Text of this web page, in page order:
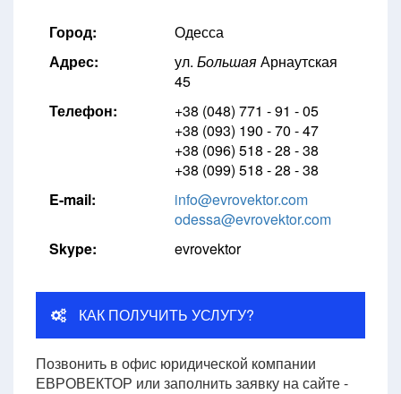
Город:
Одесса
Адрес:
ул. БольшаяАрнаутская
45
Телефон:
+38 (048) 771 - 91 - 05
+38 (093) 190 - 70 - 47
+38 (096) 518 - 28 - 38
+38 (099) 518 - 28 - 38
E-mail:
info@evrovektor.com
odessa@evrovektor.com
Skype:
evrovektor
КАК ПОЛУЧИТЬ УСЛУГУ?
Позвонить в офис юридической компании
ЕВРОВЕКТОР или заполнить заявку на сайте -